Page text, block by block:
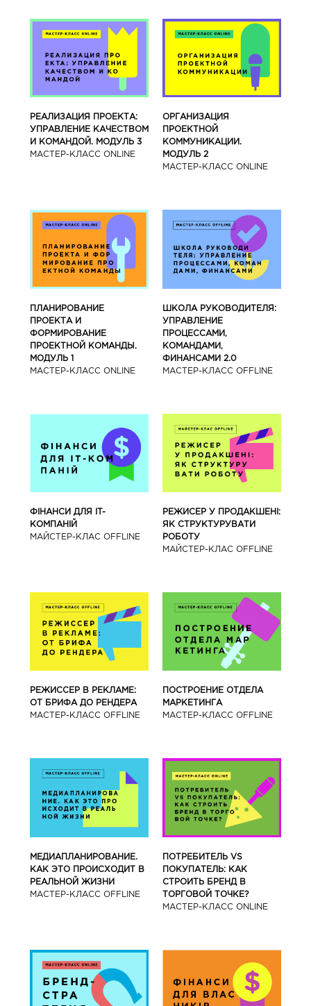
РЕАЛИЗАЦИЯ ПРОЕКТА:
УПРАВЛЕНИЕ КАЧЕСТВОМ
И КОМАНДОЙ. МОДУЛЬ 3
МАСТЕР-КЛАСС ONLINE
ОРГАНИЗАЦИЯ
ПРОЕКТНОЙ
КОММУНИКАЦИИ.
МОДУЛЬ 2
МАСТЕР-КЛАСС ONLINE
ПЛАНИРОВАНИЕ
ПРОЕКТА И
ФОРМИРОВАНИЕ
ПРОЕКТНОЙ КОМАНДЫ.
МОДУЛЬ 1
МАСТЕР-КЛАСС ONLINE
ШКОЛА РУКОВОДИТЕЛЯ:
УПРАВЛЕНИЕ
ПРОЦЕССАМИ,
КОМАНДАМИ,
ФИНАНСАМИ 2.0
МАСТЕР-КЛАСС OFFLINE
ФІНАНСИ ДЛЯ IT-
КОМПАНІЙ
МАЙСТЕР-КЛАС OFFLINE
РЕЖИСЕР У ПРОДАКШЕНІ:
ЯК СТРУКТУРУВАТИ
РОБОТУ
МАЙСТЕР-КЛАС OFFLINE
РЕЖИССЕР В РЕКЛАМЕ:
ОТ БРИФА ДО РЕНДЕРА
МАСТЕР-КЛАСС OFFLINE
ПОСТРОЕНИЕ ОТДЕЛА
МАРКЕТИНГА
МАСТЕР-КЛАСС OFFLINE
МЕДИАПЛАНИРОВАНИЕ.
КАК ЭТО ПРОИСХОДИТ В
РЕАЛЬНОЙ ЖИЗНИ
МАСТЕР-КЛАСС OFFLINE
ПОТРЕБИТЕЛЬ VS
ПОКУПАТЕЛЬ: КАК
СТРОИТЬ БРЕНД В
ТОРГОВОЙ ТОЧКЕ?
МАСТЕР-КЛАСС ONLINE